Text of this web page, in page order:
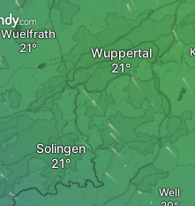
Solingen
Well
Wuelfrath
Wuppertal